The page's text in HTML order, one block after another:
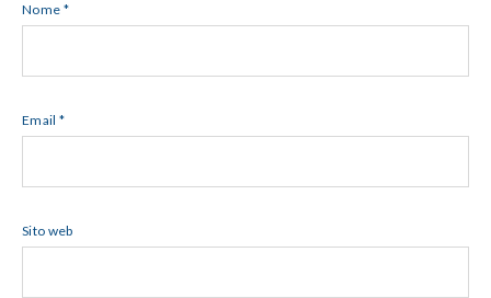
Nome *
Email *
Sito web